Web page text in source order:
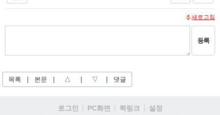
새로고침
등록
목록 본문 △ ▽ 댓글
로그인 PC화면 퀵링크
설정